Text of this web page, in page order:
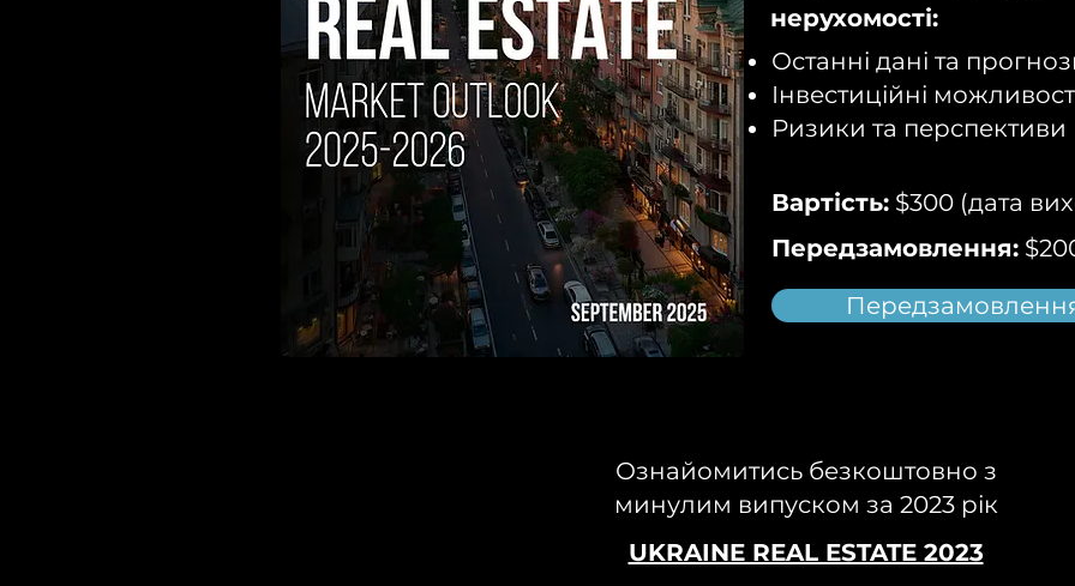
нерухомості:
Останні дані та
Інвестиційні
Ризики та перспективи
Вартість: $300 (дата
Передзамовлення:
Ознайомитись безкоштовно з
минулим випуском за 2023 рік
UKRAINE REAL ESTATE 2023